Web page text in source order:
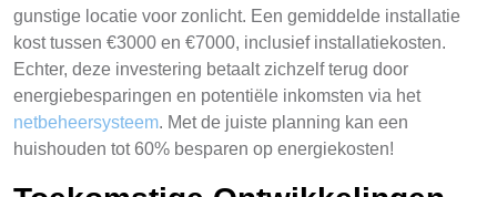
gunstige locatie voor zonlicht. Een gemiddelde installatie
kost tussen €3000 en €7000, inclusief installatiekosten.
Echter, deze investering betaalt zichzelf terug door
energiebesparingen en potentiële inkomsten via het
netbeheersysteem. Met de juiste planning kan een
huishouden tot 60% besparen op energiekosten!